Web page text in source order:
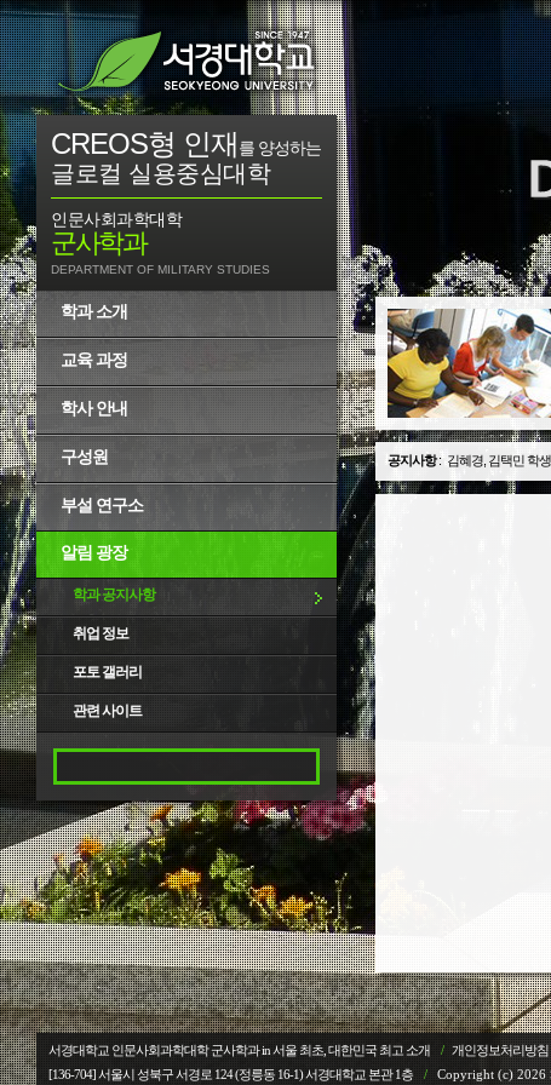
CREOS형 인재 를 양성하는
글로컬 실용중심대학
인문사회과학대학
군사학과
DEPARTMENT OF MILITARY STUDIES
학과 소개
교육 과정
학사 안내
구성원
부설 연구소
알림 광장
학과 공지사항
취업 정보
포토 갤러리
관련 사이트
공지사항: 김혜경, 김택민 학
서경대학교 인문사회과학대학 군사학과 in 서울 최초, 대한민국 최고 소개 / 개인정보처리방침
[136-704] 서울시 성북구 서경로 124 (정릉동 16-1) 서경대학교본관 1층 / Copyright (c) 2026